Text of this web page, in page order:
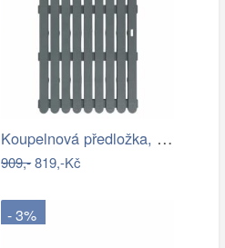
Koupelnová předložka, 50 x 80 cm, šedá,…
909,-819,-Kč
- 3%